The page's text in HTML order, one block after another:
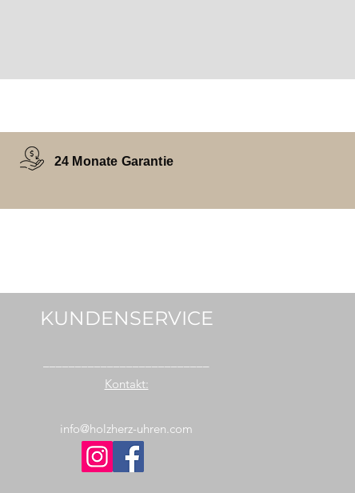
24 Monate Garantie
KUNDENSERVICE
Kontakt:
info@holzherz-uhren.com